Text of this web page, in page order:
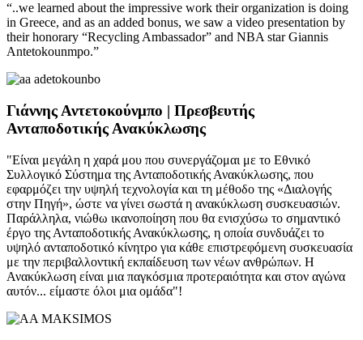
“..we learned about the impressive work their organization is doing
in Greece, and as an added bonus, we saw a video presentation by
their honorary “Recycling Ambassador” and NBA star Giannis
Antetokounmpo.”
Γιάννης Αντετοκούνμπο | Πρεσβευτής
Ανταποδοτικής Ανακύκλωσης
"Είναι μεγάλη η χαρά μου που συνεργάζομαι με το Εθνικό
Συλλογικό Σύστημα της Ανταποδοτικής Ανακύκλωσης, που
εφαρμόζει την υψηλή τεχνολογία και τη μέθοδο της «Διαλογής
στην Πηγή», ώστε να γίνει σωστά η ανακύκλωση συσκευασιών.
Παράλληλα, νιώθω ικανοποίηση που θα ενισχύσω το σημαντικό
έργο της Ανταποδοτικής Ανακύκλωσης, η οποία συνδυάζει το
υψηλό ανταποδοτικό κίνητρο για κάθε επιστρεφόμενη συσκευασία
με την περιβαλλοντική εκπαίδευση των νέων ανθρώπων. Η
Ανακύκλωση είναι μια παγκόσμια προτεραιότητα και στον αγώνα
αυτόν... είμαστε όλοι μια ομάδα"!